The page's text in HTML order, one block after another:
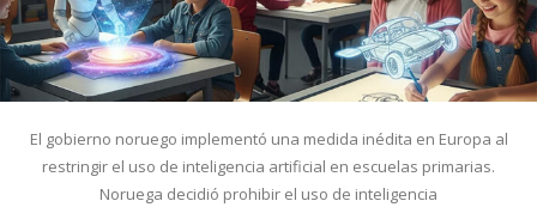
El gobierno noruego implementó una medida inédita en Europa al
restringir el uso de inteligencia artificial en escuelas primarias.
Noruega decidió prohibir el uso de inteligencia